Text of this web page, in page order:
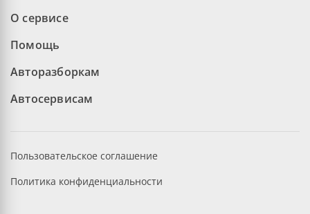
О сервисе
Помощь
Авторазборкам
Автосервисам
Пользовательское соглашение
Политика конфиденциальности